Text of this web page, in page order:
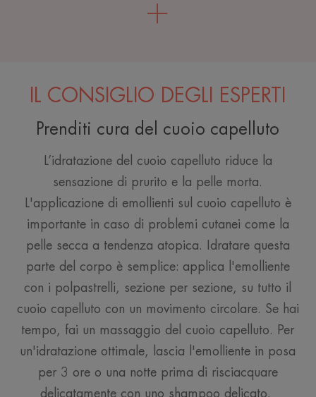
IL CONSIGLIO DEGLI ESPERTI
Prenditi cura del cuoio capelluto
L’idratazione del cuoio capelluto riduce la
sensazione di prurito e la pelle morta.
L'applicazione di emollienti sul cuoio capelluto è
importante in caso di problemi cutanei come la
pelle secca a tendenza atopica. Idratare questa
parte del corpo è semplice: applica l'emolliente
con i polpastrelli, sezione per sezione, su tutto il
cuoio capelluto con un movimento circolare. Se hai
tempo, fai un massaggio del cuoio capelluto. Per
un'idratazione ottimale, lascia l'emolliente in posa
per 3 ore o una notte prima di risciacquare
delicatamente con uno shampoo delicato.